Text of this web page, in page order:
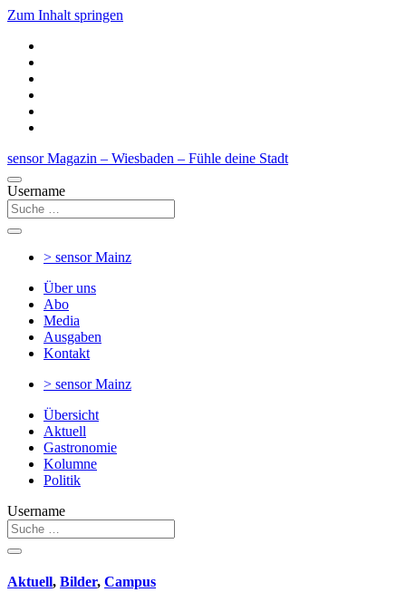
Zum Inhalt springen
sensor Magazin – Wiesbaden – Fühle deine Stadt
Username
> sensorMainz
Über uns
Abo
Media
Ausgaben
Kontakt
> sensorMainz
Übersicht
Aktuell
Gastronomie
Kolumne
Politik
Username
Aktuell, Bilder, Campus